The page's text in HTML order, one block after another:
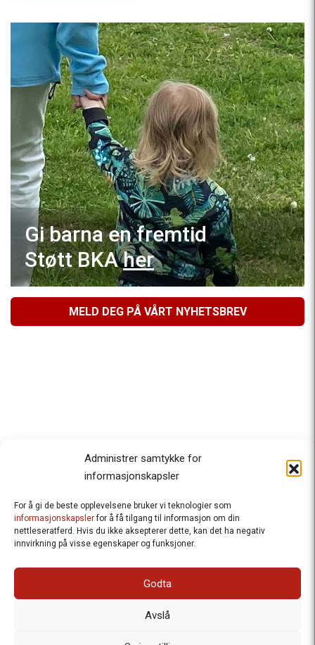
Administrer samtykke for
informasjonskapsler
For å gi de beste opplevelsene bruker vi teknologier som
informasjonskapslerfor å få tilgang til informasjon om din
nettleseratferd. Hvis du ikke aksepterer dette, kan det ha negativ
innvirkning på visse egenskaper og funksjoner.
Godta
Avslå
Gi barna en fremtid
Støtt BKAher
MELD DEG PÅ VÅRT NYHETSBREV
Besteforeldrenes klimaaksjon
Ansvarlig redaktør
: Halfdan Wiik |
: Postboks 1231 Vika, 0110 Oslo.
Organisasjonsnummer